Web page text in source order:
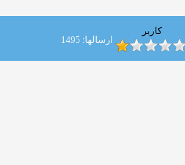
کاربر
ارسالها: 1495